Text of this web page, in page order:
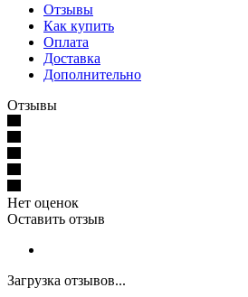
Отзывы
Как купить
Оплата
Доставка
Дополнительно
Отзывы
Нет оценок
Оставить отзыв
Загрузка отзывов...